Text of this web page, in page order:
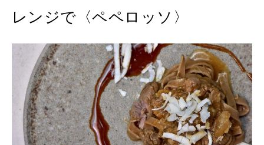
レンジで〈ペペロッソ〉